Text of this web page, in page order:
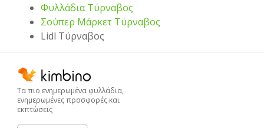
Φυλλάδια Τύρναβος
Σούπερ Μάρκετ Τύρναβος
Lidl Τύρναβος
Τα πιο ενημερωμένα φυλλάδια,
ενημερωμένες προσφορές και
εκπτώσεις